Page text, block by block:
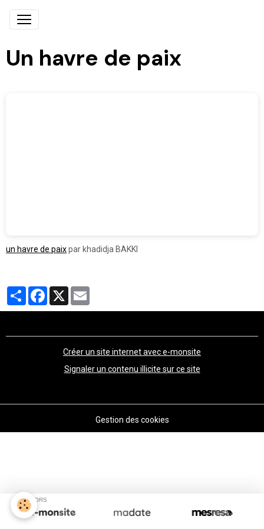
Un havre de paix
un havre de paixpar khadidja BAKKI
PartagerFacebook
X
Créer un site internet avec e-monsite
Signaler un contenu illicite sur ce site
Gestion des cookies
SPONSORS